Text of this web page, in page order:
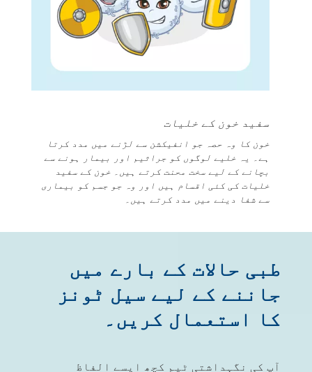
سفید خون کے خلیات
خون کا وہ حصہ جو انفیکشن سے لڑنے میں مدد کرتا
ہے۔ یہ خلیے لوگوں کو جراثیم اور بیمار ہونے سے
بچانے کے لیے سخت محنت کرتے ہیں۔ خون کے سفید
خلیات کی کئی اقسام ہیں اور وہ جو جسم کو بیماری
سے شفا دینے میں مدد کرتے ہیں۔
طبی حالات کے بارے میں
جاننے کے لیے سیل ٹونز
کا استعمال کریں۔
آپ کی نگہداشتی ٹیم کچھ ایسے الفاظ